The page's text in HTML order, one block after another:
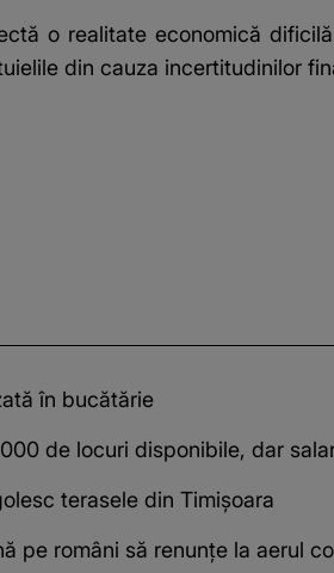
o realitate economică
din cauza incertitudinilor
în bucătărie
de locuri disponibile, dar
terasele din Timișoara
pe români să renunțe la aerul